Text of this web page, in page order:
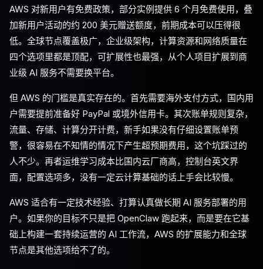
AWS 对新用户有免费政策，部分实例提供 6 个月免费使用，叠
加新用户活动的约 200 美元赠送额度，前期成本可以压得很
低。全球节点覆盖极广，企业级架构，计算资源和网络质量在
四个选项里都是顶配，可扩展性也最强，从个人项目扩展到商
业级 AI 服务不需要换平台。
但 AWS 的门槛是真实存在的。首先需要海外支付方式，国内用
户需要提前准备好 PayPal 或境外信用卡。其次账单规则复杂，
流量、存储、计算分开计费，新手如果没有仔细设置账单预
警，很容易在不知情的情况下产生超预期费用，这个坑踩过的
人不少。再者运维学习成本比国内云厂商高，控制台英文界
面，配置选项多，没有一定云计算基础的话上手会比较慢。
AWS 适合有一定技术经验、打算认真做长期 AI 服务部署的用
户。如果你的目标不只是把 OpenClaw 跑起来，而是要在它基
础上构建一套持续运营的 AI 工作流，AWS 的扩展能力和全球
节点是其他选项给不了的。